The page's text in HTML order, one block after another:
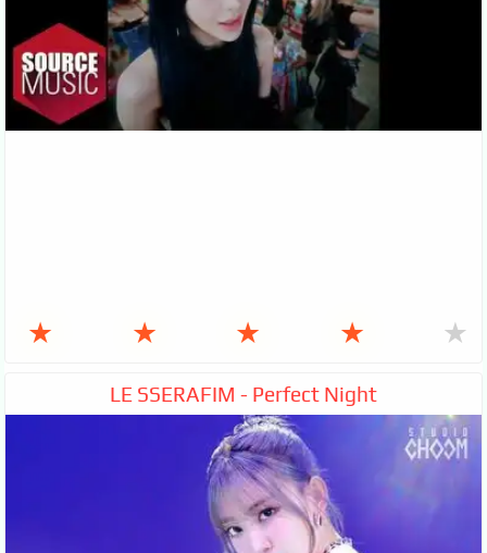
★ ★ ★ ★ ★
LE SSERAFIM - Perfect Night